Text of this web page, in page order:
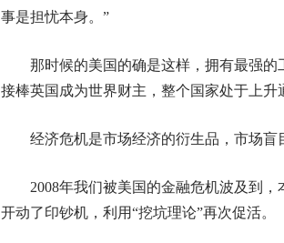
事是担忧本身。”
那时候的美国的确是这样，拥有最强
接棒英国成为世界财主，整个国家处于上
经济危机是市场经济的衍生品，市场
2008年我们被美国的金融危机波及到
开动了印钞机，利用“挖坑理论”再次促活。